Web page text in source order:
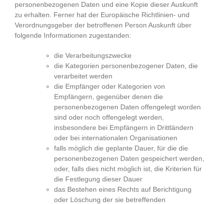
personenbezogenen Daten und eine Kopie dieser Auskunft
zu erhalten. Ferner hat der Europäische Richtlinien- und
Verordnungsgeber der betroffenen Person Auskunft über
folgende Informationen zugestanden:
die Verarbeitungszwecke
die Kategorien personenbezogener Daten, die
verarbeitet werden
die Empfänger oder Kategorien von
Empfängern, gegenüber denen die
personenbezogenen Daten offengelegt worden
sind oder noch offengelegt werden,
insbesondere bei Empfängern in Drittländern
oder bei internationalen Organisationen
falls möglich die geplante Dauer, für die die
personenbezogenen Daten gespeichert werden,
oder, falls dies nicht möglich ist, die Kriterien für
die Festlegung dieser Dauer
das Bestehen eines Rechts auf Berichtigung
oder Löschung der sie betreffenden